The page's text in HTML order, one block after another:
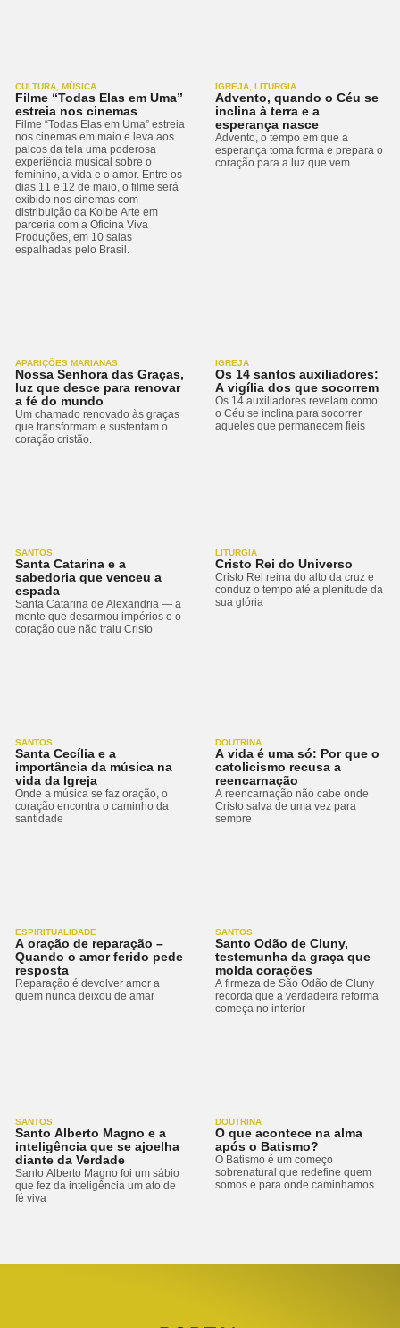
CULTURA, MÚSICA
Filme “Todas Elas em Uma”
estreia nos cinemas
Filme “Todas Elas em Uma” estreia
nos cinemas em maio e leva aos
palcos da tela uma poderosa
experiência musical sobre o
feminino, a vida e o amor. Entre os
dias 11 e 12 de maio, o filme será
exibido nos cinemas com
distribuição da Kolbe Arte em
parceria com a Oficina Viva
Produções, em 10 salas
espalhadas pelo Brasil.
IGREJA, LITURGIA
Advento, quando o Céu se
inclina à terra e a
esperança nasce
Advento, o tempo em que a
esperança toma forma e prepara o
coração para a luz que vem
APARIÇÕES MARIANAS
Nossa Senhora das Graças,
luz que desce para renovar
a fé do mundo
Um chamado renovado às graças
que transformam e sustentam o
coração cristão.
IGREJA
Os 14 santos auxiliadores:
A vigília dos que socorrem
Os 14 auxiliadores revelam como
o Céu se inclina para socorrer
aqueles que permanecem fiéis
SANTOS
Santa Catarina e a
sabedoria que venceu a
espada
Santa Catarina de Alexandria — a
mente que desarmou impérios e o
coração que não traiu Cristo
LITURGIA
Cristo Rei do Universo
Cristo Rei reina do alto da cruz e
conduz o tempo até a plenitude da
sua glória
SANTOS
Santa Cecília e a
importância da música na
vida da Igreja
Onde a música se faz oração, o
coração encontra o caminho da
santidade
DOUTRINA
A vida é uma só: Por que o
catolicismo recusa a
reencarnação
A reencarnação não cabe onde
Cristo salva de uma vez para
sempre
ESPIRITUALIDADE
A oração de reparação –
Quando o amor ferido pede
resposta
Reparação é devolver amor a
quem nunca deixou de amar
SANTOS
Santo Odão de Cluny,
testemunha da graça que
molda corações
A firmeza de São Odão de Cluny
recorda que a verdadeira reforma
começa no interior
SANTOS
Santo Alberto Magno e a
inteligência que se ajoelha
diante da Verdade
Santo Alberto Magno foi um sábio
que fez da inteligência um ato de
fé viva
DOUTRINA
O que acontece na alma
após o Batismo?
O Batismo é um começo
sobrenatural que redefine quem
somos e para onde caminhamos